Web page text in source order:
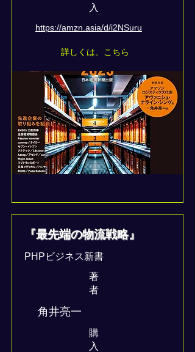
入
https://amzn.asia/d/i2NSuru
詳しくは、こちら
『最先端の物流戦略』
PHPビジネス新書
著
者
角井亮一
​購
入